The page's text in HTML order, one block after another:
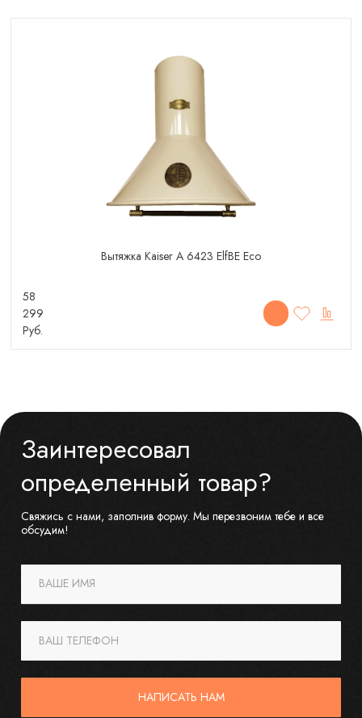
Вытяжка Kaiser A 6423 ElfBE Eco
58
299
Руб.
Заинтересовал
определенный товар?
Свяжись с нами, заполнив форму. Мы перезвоним тебе и все
обсудим!
ВАШЕ ИМЯ
ВАШ ТЕЛЕФОН
НАПИСАТЬ НАМ